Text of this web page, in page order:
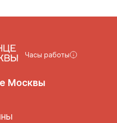
Часы работы
Москвы